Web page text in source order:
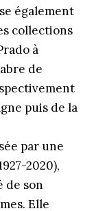
également
collections
à
de
puis de la
par une
2020),
de son
Elle